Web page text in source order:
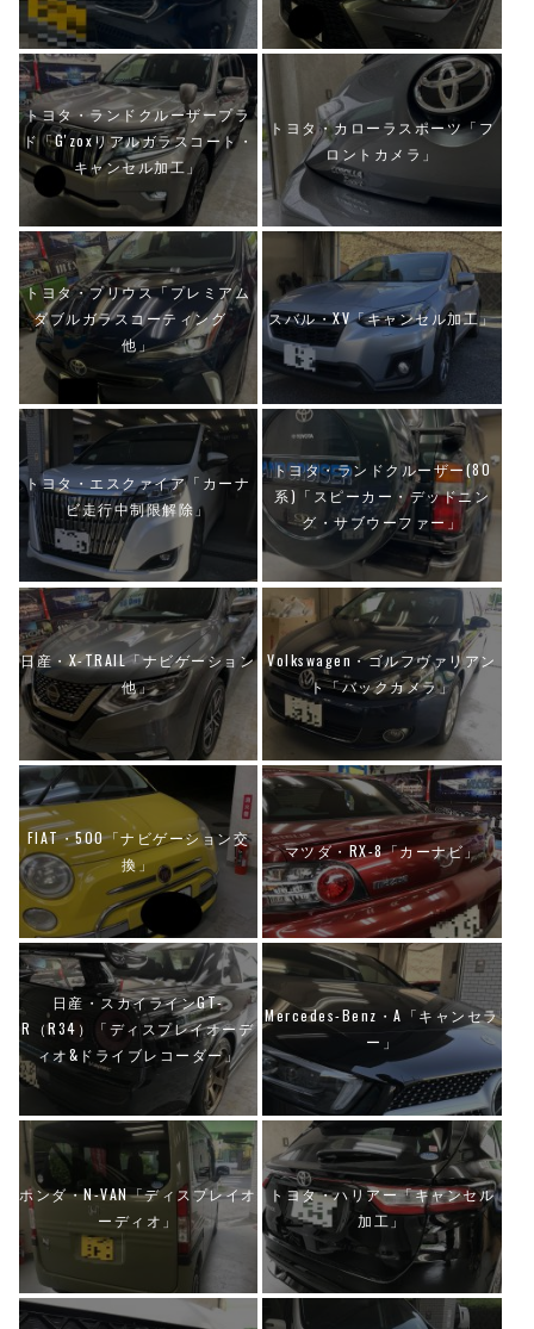
トヨタ・ランドクルーザープラ
ド「G′zoxリアルガラスコート・
キャンセル加工」
トヨタ・カローラスポーツ「フ
ロントカメラ」
トヨタ・プリウス「プレミアム
ダブルガラスコーティング
他」
スバル・XV「キャンセル加工」
トヨタ・エスクァイア「カーナ
ビ走行中制限解除」
トヨタ・ランドクルーザー(80
系)「スピーカー・デッドニン
グ・サブウーファー」
日産・X-TRAIL「ナビゲーション
他」
Volkswagen・ゴルフヴァリアン
ト「バックカメラ」
FIAT・500「ナビゲーション交
換」
マツダ・RX-8「カーナビ」
日産・スカイラインGT-
R（R34）「ディスプレイオーデ
ィオ&ドライブレコーダー」
Mercedes-Benz・A「キャンセラ
ー」
ホンダ・N-VAN「ディスプレイオ
ーディオ」
トヨタ・ハリアー「キャンセル
加工」